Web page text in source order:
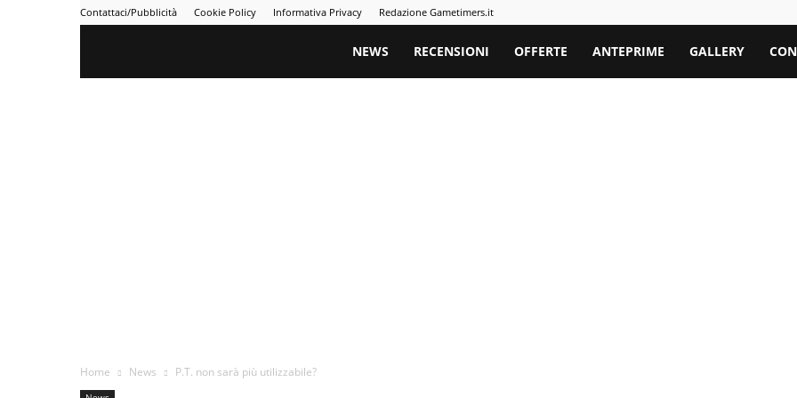
Contattaci/Pubblicità Cookie Policy Informativa Privacy Redazione Gametimers.it
Gametimers
NEWS RECENSIONI OFFERTE ANTEPRIME GALLERY
Home News P.T. non sarà più utilizzabile?